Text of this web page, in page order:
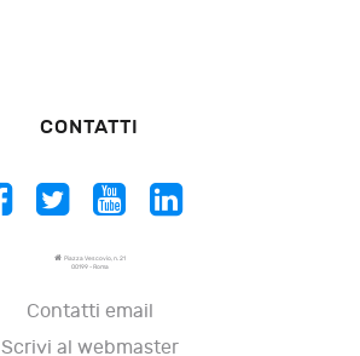
CONTATTI
Piazza Vescovio, n. 21
00199 - Roma
Contatti email
Scrivi al webmaster